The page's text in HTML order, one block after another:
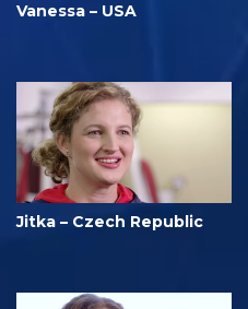
Vanessa – USA
Jitka – Czech Republic